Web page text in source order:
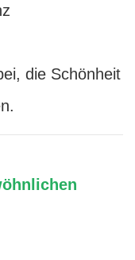
die Schönheit